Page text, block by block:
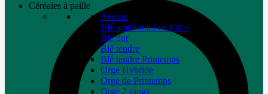
Céréales à paille
Avoine
Blé améliorant de force
Blé dur
Blé tendre
Blé tendre Printemps
Orge Hybride
Orge de Printemps
Orge 2 rangs